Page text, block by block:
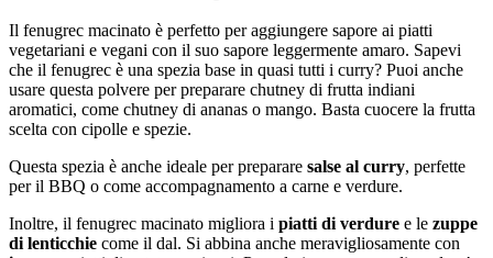
Il fenugrec macinato è perfetto per aggiungere sapore ai piatti
vegetariani e vegani con il suo sapore leggermente amaro. Sapevi
che il fenugrec è una spezia base in quasi tutti i curry? Puoi anche
usare questa polvere per preparare chutney di frutta indiani
aromatici, come chutney di ananas o mango. Basta cuocere la frutta
scelta con cipolle e spezie.
Questa spezia è anche ideale per preparare salse al curry, perfette
per il BBQ o come accompagnamento a carne e verdure.
Inoltre, il fenugrec macinato migliora i piatti di verdure e le zuppe
di lenticchie come il dal. Si abbina anche meravigliosamente con